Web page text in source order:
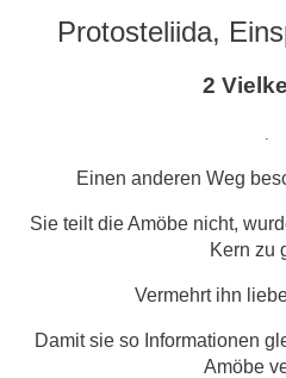
Protosteliida,
2
.
Einen anderen Weg
Sie teilt die Amöbe nicht,
Kern zu
Vermehrt ihn
Damit sie so Informationen
Amöbe